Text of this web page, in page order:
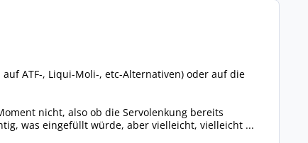
ATF-, Liqui-Moli-, etc-Alternativen) oder auf die
nicht, also ob die Servolenkung bereits
was eingefüllt würde, aber vielleicht, vielleicht ...